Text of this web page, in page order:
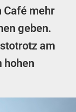
Café mehr
geben.
am
hohen